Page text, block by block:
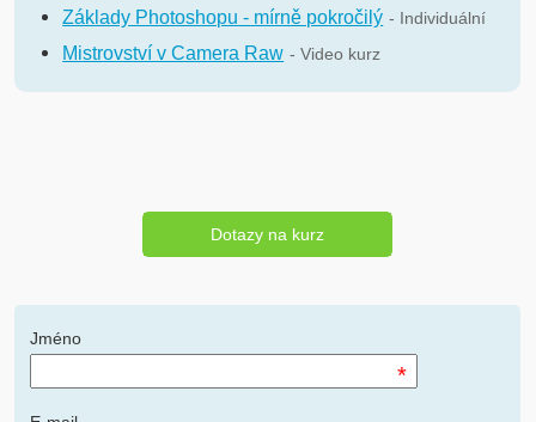
Základy Photoshopu - mírně pokročilý - Individuální
Mistrovství v Camera Raw - Video kurz
Dotazy na kurz
Jméno
*